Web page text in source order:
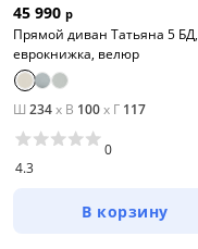
45 990 р
Прямой диван Татьяна 5 БД,
еврокнижка, велюр
Ш 234x В 100x Г 117
4.3
0
В корзину